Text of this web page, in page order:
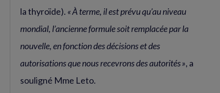
la thyroïde). « À terme, il est prévu qu’au niveau
mondial, l’ancienne formule soit remplacée par la
nouvelle, en fonction des décisions et des
autorisations que nous recevrons des autorités », a
souligné Mme Leto.